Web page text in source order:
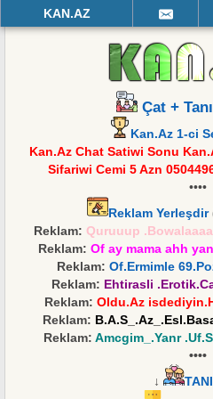
KAN.AZ
Çat +
Kan.Az 1-ci
Kan.Az Chat Satiwi Sonu
Sifariwi Cemi 5 Azn
••••
Reklam Yerleşdir
Reklam: Quruuup
Reklam: Of ay mama ahh
Reklam: Of.Ermimle
Reklam: Ehtirasli
Reklam: Oldu.Az
Reklam:
Reklam: Amcgim_.Yanr
••••
↓